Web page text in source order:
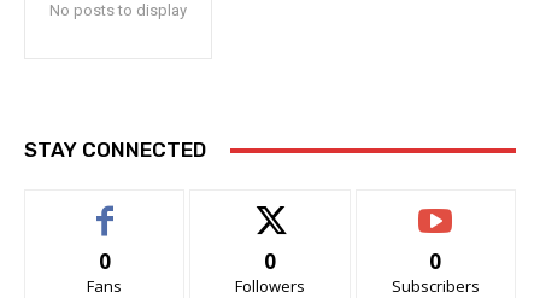
No posts to display
STAY CONNECTED
0
Fans
0
Followers
0
Subscribers